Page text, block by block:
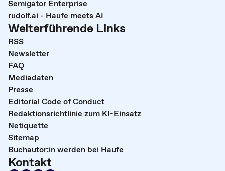
Semigator Enterprise
rudolf.ai - Haufe meets AI
Weiterführende Links
RSS
Newsletter
FAQ
Mediadaten
Presse
Editorial Code of Conduct
Redaktionsrichtlinie zum KI-Einsatz
Netiquette
Sitemap
Buchautor:in werden bei Haufe
Kontakt